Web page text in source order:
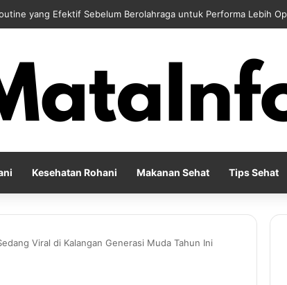
Penting untuk Menjaga Kesehatan Mental di Tengah Kesibukan
Kesehatan Rohani Makanan Sehat Tips Sehat
Viral di Kalangan Generasi Muda Tahun Ini